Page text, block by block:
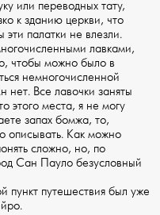
или переводных тату,
к зданию церкви, что
палатки не влезли.
лавками,
чтобы можно было в
немногочисленной
нет. Все лавочки заняты
этого места, я не могу
запах бомжа, то,
описывать. Как можно
сложно, но, по
Сан Пауло безусловный
пункт путешествия был уже